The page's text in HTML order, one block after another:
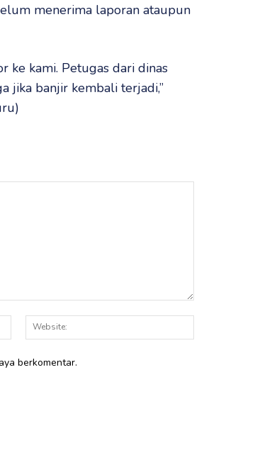
menerima laporan ataupun
ke kami. Petugas dari dinas
jika banjir kembali terjadi,”
Email:*
berkomentar.